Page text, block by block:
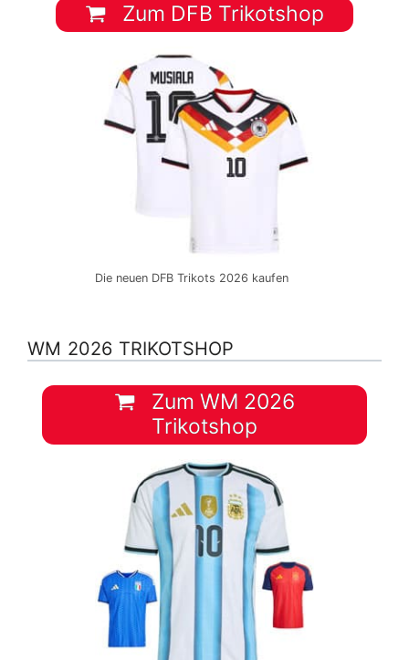
Zum DFB Trikotshop
Die neuen DFB Trikots 2026 kaufen
WM 2026 TRIKOTSHOP
Zum WM 2026
Trikotshop